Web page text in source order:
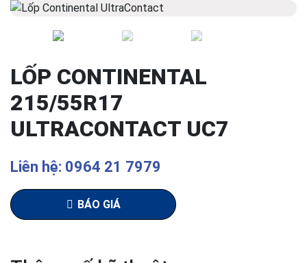
Previous
LỐP CONTINENTAL
215/55R17
ULTRACONTACT UC7
Liên hệ: 0964 21 7979
BÁO GIÁ